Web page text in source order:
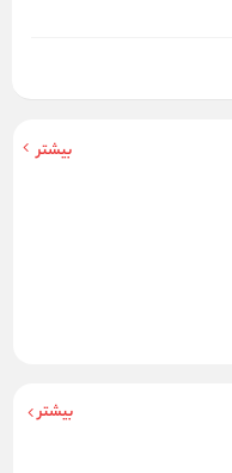
بیشتر
بیشتر